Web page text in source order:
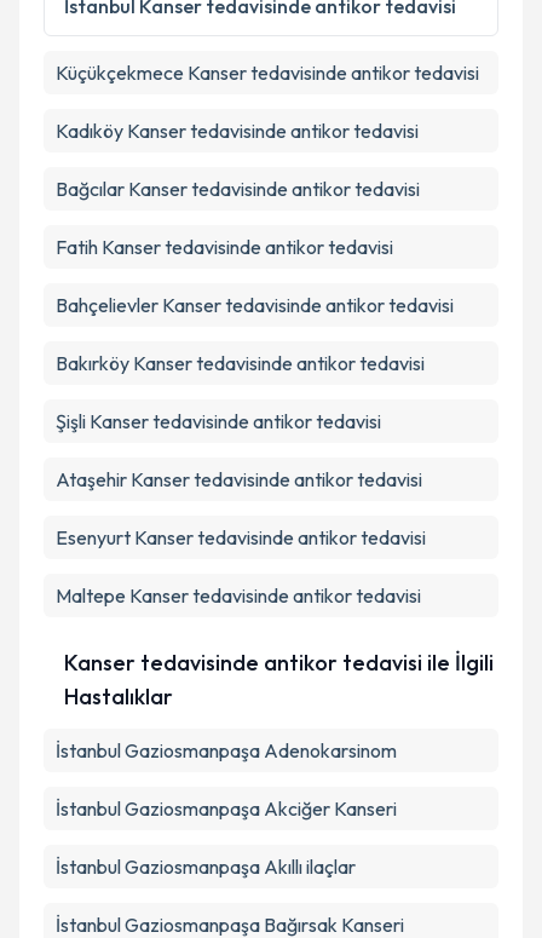
Metni'ni okudum ve kişisel verilerimin belirtilen
Takvim Talebini Gönder
İstanbul Kanser tedavisinde antikor tedavisi
Küçükçekmece Kanser tedavisinde antikor tedavisi
Kadıköy Kanser tedavisinde antikor tedavisi
Bağcılar Kanser tedavisinde antikor tedavisi
Fatih Kanser tedavisinde antikor tedavisi
Bahçelievler Kanser tedavisinde antikor tedavisi
Bakırköy Kanser tedavisinde antikor tedavisi
Şişli Kanser tedavisinde antikor tedavisi
Ataşehir Kanser tedavisinde antikor tedavisi
Esenyurt Kanser tedavisinde antikor tedavisi
Maltepe Kanser tedavisinde antikor tedavisi
Kanser tedavisinde antikor tedavisi ile İlgili
Hastalıklar
İstanbul Gaziosmanpaşa Adenokarsinom
İstanbul Gaziosmanpaşa Akciğer Kanseri
İstanbul Gaziosmanpaşa Akıllı ilaçlar
İstanbul Gaziosmanpaşa Bağırsak Kanseri